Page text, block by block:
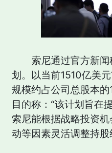
索尼通过官方新
划。以当前1510亿美
规模约占公司总股本
目的称：“该计划旨在
索尼能根据战略投资
动等因素灵活调整持股